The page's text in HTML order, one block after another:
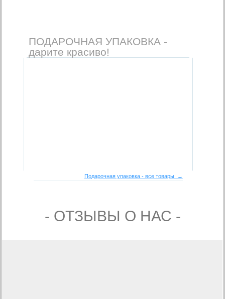
ПОДАРОЧНАЯ УПАКОВКА -
дарите красиво!
Подарочная упаковка - все товары →
- ОТЗЫВЫ О НАС -